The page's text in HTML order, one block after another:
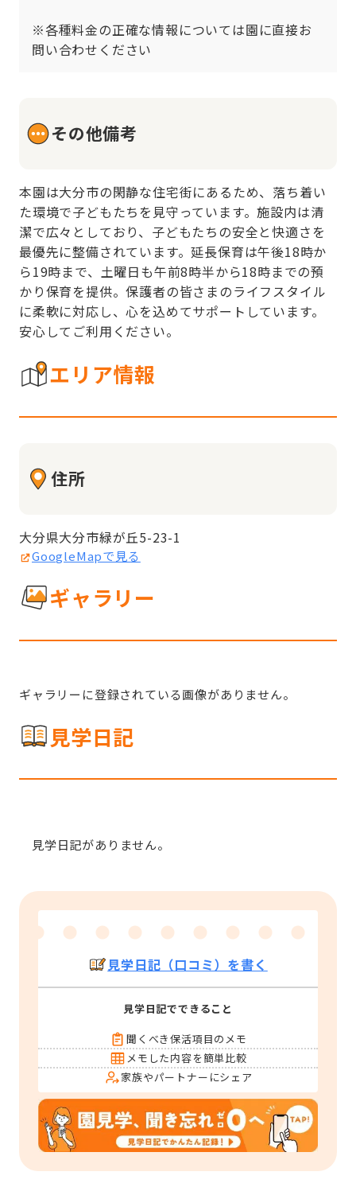
※各種料金の正確な情報については園に直接お
問い合わせください
その他備考
本園は大分市の閑静な住宅街にあるため、落ち着い
た環境で子どもたちを見守っています。施設内は清
潔で広々としており、子どもたちの安全と快適さを
最優先に整備されています。延長保育は午後18時か
ら19時まで、土曜日も午前8時半から18時までの預
かり保育を提供。保護者の皆さまのライフスタイル
に柔軟に対応し、心を込めてサポートしています。
安心してご利用ください。
エリア情報
住所
大分県大分市緑が丘5-23-1
GoogleMapで見る
ギャラリー
ギャラリーに登録されている画像がありません。
見学日記
見学日記がありません。
見学日記（口コミ）を書く
見学日記でできること
聞くべき保活項目のメモ
メモした内容を簡単比較
家族やパートナーにシェア